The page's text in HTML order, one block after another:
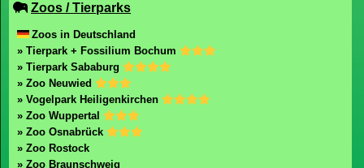
Zoos / Tierparks
Zoos in Deutschland
» Tierpark + Fossilium Bochum
» Tierpark Sababurg
» Zoo Neuwied
» Vogelpark Heiligenkirchen
» Zoo Wuppertal
» Zoo Osnabrück
» Zoo Rostock
» Zoo Braunschweig